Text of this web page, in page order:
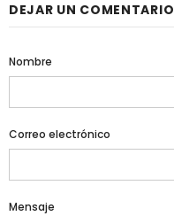
DEJAR UN COMENTARIO
Nombre
Correo electrónico
Mensaje